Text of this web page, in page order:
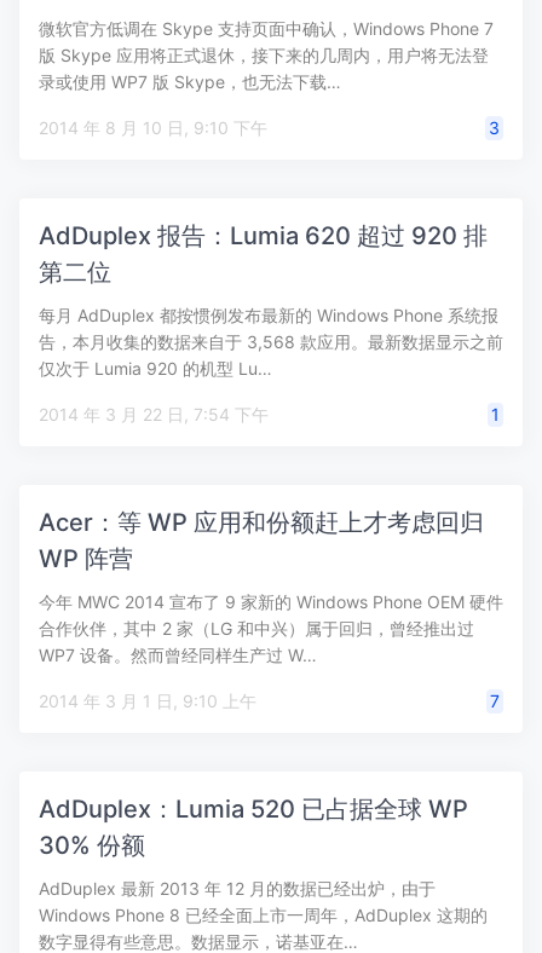
微软官方低调在 Skype 支持页面中确认，Windows Phone 7
版 Skype 应用将正式退休，接下来的几周内，用户将无法登
录或使用 WP7 版 Skype，也无法下载…
2014 年 8 月 10 日, 9:10 下午 3
AdDuplex 报告：Lumia 620 超过 920 排
第二位
每月 AdDuplex 都按惯例发布最新的 Windows Phone 系统报
告，本月收集的数据来自于 3,568 款应用。最新数据显示之前
仅次于 Lumia 920 的机型 Lu…
2014 年 3 月 22 日, 7:54 下午 1
Acer：等 WP 应用和份额赶上才考虑回归
WP 阵营
今年 MWC 2014 宣布了 9 家新的 Windows Phone OEM 硬件
合作伙伴，其中 2 家（LG 和中兴）属于回归，曾经推出过
WP7 设备。然而曾经同样生产过 W…
2014 年 3 月 1 日, 9:10 上午 7
AdDuplex：Lumia 520 已占据全球 WP
30% 份额
AdDuplex 最新 2013 年 12 月的数据已经出炉，由于
Windows Phone 8 已经全面上市一周年，AdDuplex 这期的
数字显得有些意思。数据显示，诺基亚在…